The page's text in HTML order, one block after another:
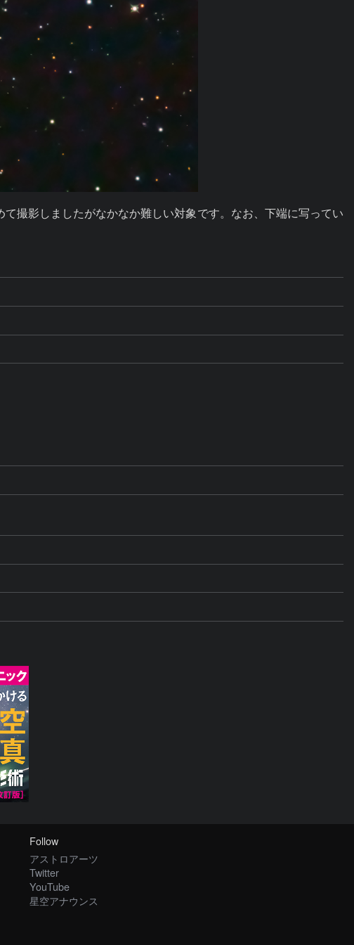
撮影しましたがなかなか難しい対象です。なお、下端に写ってい
Follow
アストロアーツ
Twitter
YouTube
星空アナウンス